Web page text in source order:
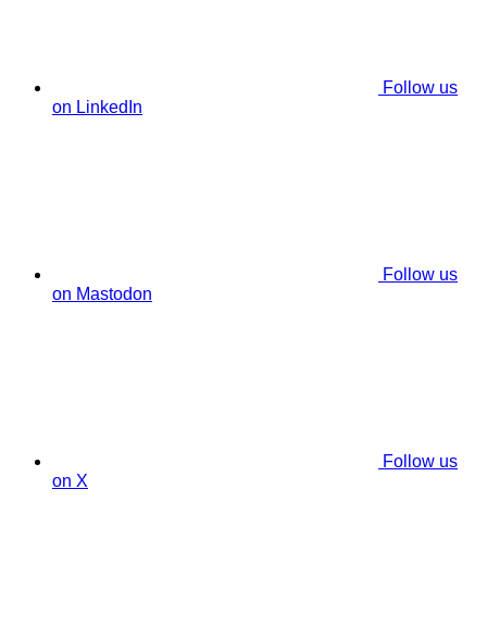
Follow us
on LinkedIn
Follow us
on Mastodon
Follow us
on X